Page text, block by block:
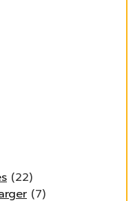
(22)
(7)